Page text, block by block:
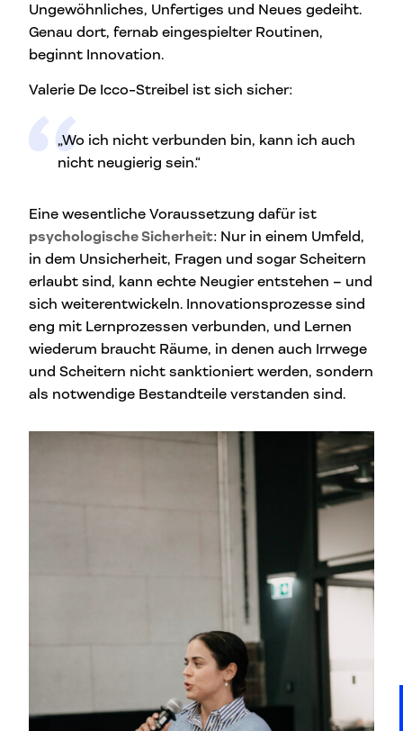
Ungewöhnliches, Unfertiges und Neues gedeiht.
Genau dort, fernab eingespielter Routinen,
beginnt Innovation.
Valerie De Icco-Streibel ist sich sicher:
„Wo ich nicht verbunden bin, kann ich auch
nicht neugierig sein.“
Eine wesentliche Voraussetzung dafür ist
psychologische Sicherheit: Nur in einem Umfeld,
in dem Unsicherheit, Fragen und sogar Scheitern
erlaubt sind, kann echte Neugier entstehen – und
sich weiterentwickeln. Innovationsprozesse sind
eng mit Lernprozessen verbunden, und Lernen
wiederum braucht Räume, in denen auch Irrwege
und Scheitern nicht sanktioniert werden, sondern
als notwendige Bestandteile verstanden sind.